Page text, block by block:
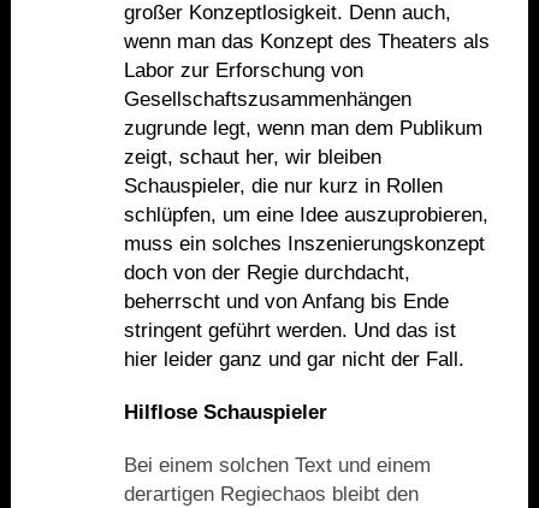
großer Konzeptlosigkeit. Denn auch,
wenn man das Konzept des Theaters als
Labor zur Erforschung von
Gesellschaftszusammenhängen
zugrunde legt, wenn man dem Publikum
zeigt, schaut her, wir bleiben
Schauspieler, die nur kurz in Rollen
schlüpfen, um eine Idee auszuprobieren,
muss ein solches Inszenierungskonzept
doch von der Regie durchdacht,
beherrscht und von Anfang bis Ende
stringent geführt werden. Und das ist
hier leider ganz und gar nicht der Fall.
Hilflose Schauspieler
Bei einem solchen Text und einem
derartigen Regiechaos bleibt den